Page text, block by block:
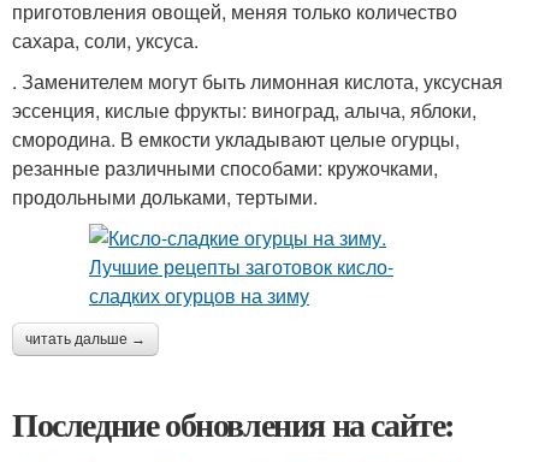
приготовления овощей, меняя только количество
сахара, соли, уксуса.
. Заменителем могут быть лимонная кислота, уксусная
эссенция, кислые фрукты: виноград, алыча, яблоки,
смородина. В емкости укладывают целые огурцы,
резанные различными способами: кружочками,
продольными дольками, тертыми.
читать дальше →
Последние обновления на сайте: